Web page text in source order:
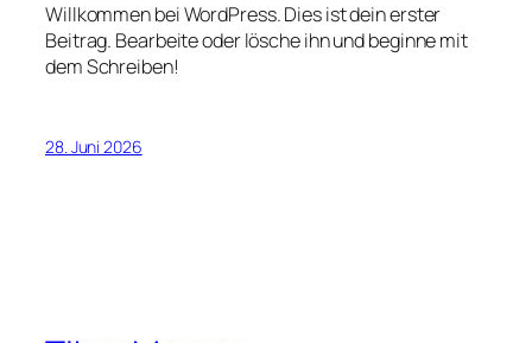
Willkommen bei WordPress. Dies ist dein erster
Beitrag. Bearbeite oder lösche ihn und beginne mit
dem Schreiben!
28. Juni 2026